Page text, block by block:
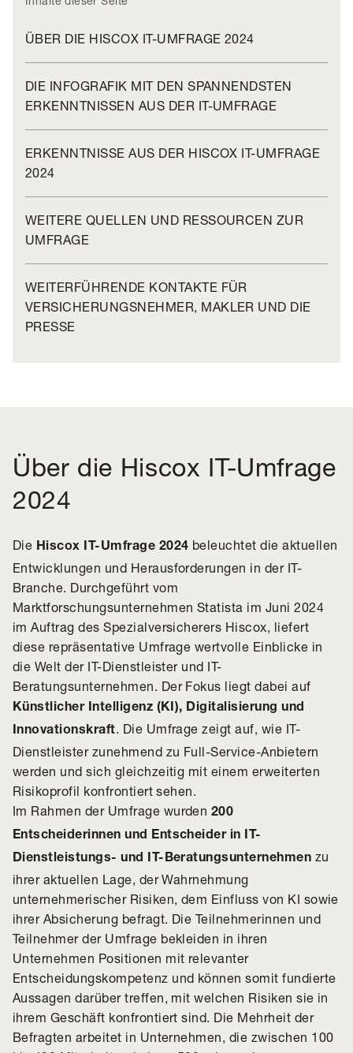
ÜBER DIE HISCOX IT-UMFRAGE 2024
DIE INFOGRAFIK MIT DEN SPANNENDSTEN
ERKENNTNISSEN AUS DER IT-UMFRAGE
ERKENNTNISSE AUS DER HISCOX IT-UMFRAGE
2024
WEITERE QUELLEN UND RESSOURCEN ZUR
UMFRAGE
WEITERFÜHRENDE KONTAKTE FÜR
VERSICHERUNGSNEHMER, MAKLER UND DIE
PRESSE
Über die Hiscox IT-Umfrage
2024
Die Hiscox IT-Umfrage 2024 beleuchtet die aktuellen
Entwicklungen und Herausforderungen in der IT-
Branche. Durchgeführt vom
Marktforschungsunternehmen Statista im Juni 2024
im Auftrag des Spezialversicherers Hiscox, liefert
diese repräsentative Umfrage wertvolle Einblicke in
die Welt der IT-Dienstleister und IT-
Beratungsunternehmen. Der Fokus liegt dabei auf
Künstlicher Intelligenz (KI), Digitalisierung und
Innovationskraft. Die Umfrage zeigt auf, wie IT-
Dienstleister zunehmend zu Full-Service-Anbietern
werden und sich gleichzeitig mit einem erweiterten
Risikoprofil konfrontiert sehen.
Im Rahmen der Umfrage wurden 200
Entscheiderinnen und Entscheider in IT-
Dienstleistungs- und IT-Beratungsunternehmen zu
ihrer aktuellen Lage, der Wahrnehmung
unternehmerischer Risiken, dem Einfluss von KI sowie
ihrer Absicherung befragt. Die Teilnehmerinnen und
Teilnehmer der Umfrage bekleiden in ihren
Unternehmen Positionen mit relevanter
Entscheidungskompetenz und können somit fundierte
Aussagen darüber treffen, mit welchen Risiken sie in
ihrem Geschäft konfrontiert sind. Die Mehrheit der
Befragten arbeitet in Unternehmen, die zwischen 100